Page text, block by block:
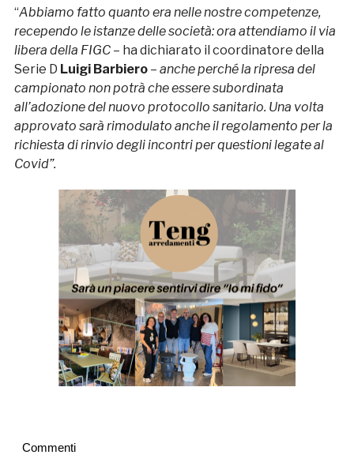
“Abbiamo fatto quanto era nelle nostre competenze,
recependo le istanze delle società: ora attendiamo il via
libera della FIGC– ha dichiarato il coordinatore della
Serie D Luigi Barbiero– anche perché la ripresa del
campionato non potrà che essere subordinata
all’adozione del nuovo protocollo sanitario. Una volta
approvato sarà rimodulato anche il regolamento per la
richiesta di rinvio degli incontri per questioni legate al
Covid”.
Commenti